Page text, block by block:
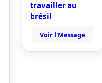
travailler au
brésil
Voir l'Message